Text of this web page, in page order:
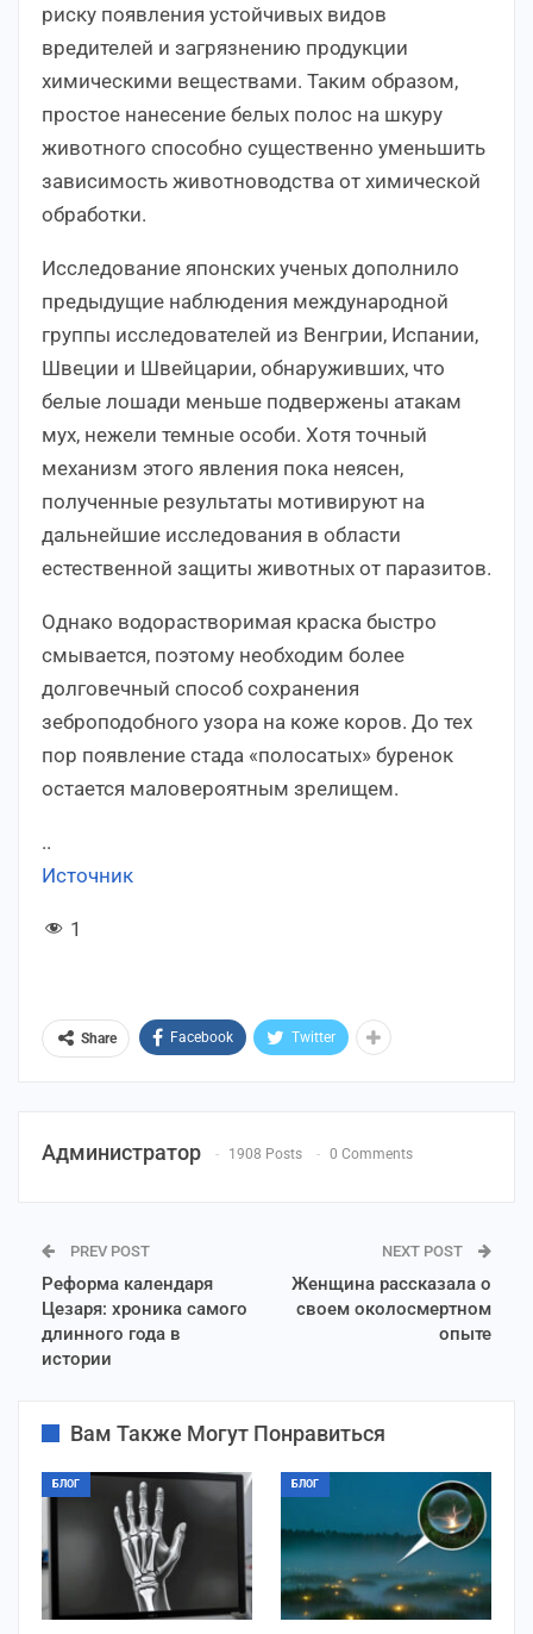
риску появления устойчивых видов
вредителей и загрязнению продукции
химическими веществами. Таким образом,
простое нанесение белых полос на шкуру
животного способно существенно уменьшить
зависимость животноводства от химической
обработки.
Исследование японских ученых дополнило
предыдущие наблюдения международной
группы исследователей из Венгрии, Испании,
Швеции и Швейцарии, обнаруживших, что
белые лошади меньше подвержены атакам
мух, нежели темные особи. Хотя точный
механизм этого явления пока неясен,
полученные результаты мотивируют на
дальнейшие исследования в области
естественной защиты животных от паразитов.
Однако водорастворимая краска быстро
смывается, поэтому необходим более
долговечный способ сохранения
зеброподобного узора на коже коров. До тех
пор появление стада «полосатых» буренок
остается маловероятным зрелищем.
..
Источник
1
Share Facebook Twitter
Администратор 1908 Posts 0 Comments
PREV POST
Реформа календаря
Цезаря: хроника самого
длинного года в
истории
NEXT POST
Женщина рассказала о
своем околосмертном
опыте
Вам Также Могут Понравиться
БЛОГ БЛОГ